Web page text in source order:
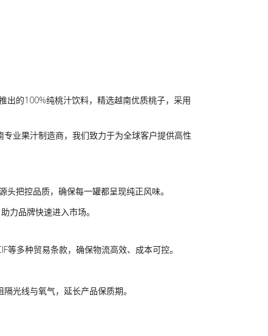
出的100%纯桃汁饮料，精选越南优质桃子，采用
业果汁制造商，我们致力于为全球客户提供高性
头把控品质，确保每一罐都呈现纯正风味。
力品牌快速进入市场。
多种贸易条款，确保物流高效、成本可控。
光线与氧气，延长产品保质期。